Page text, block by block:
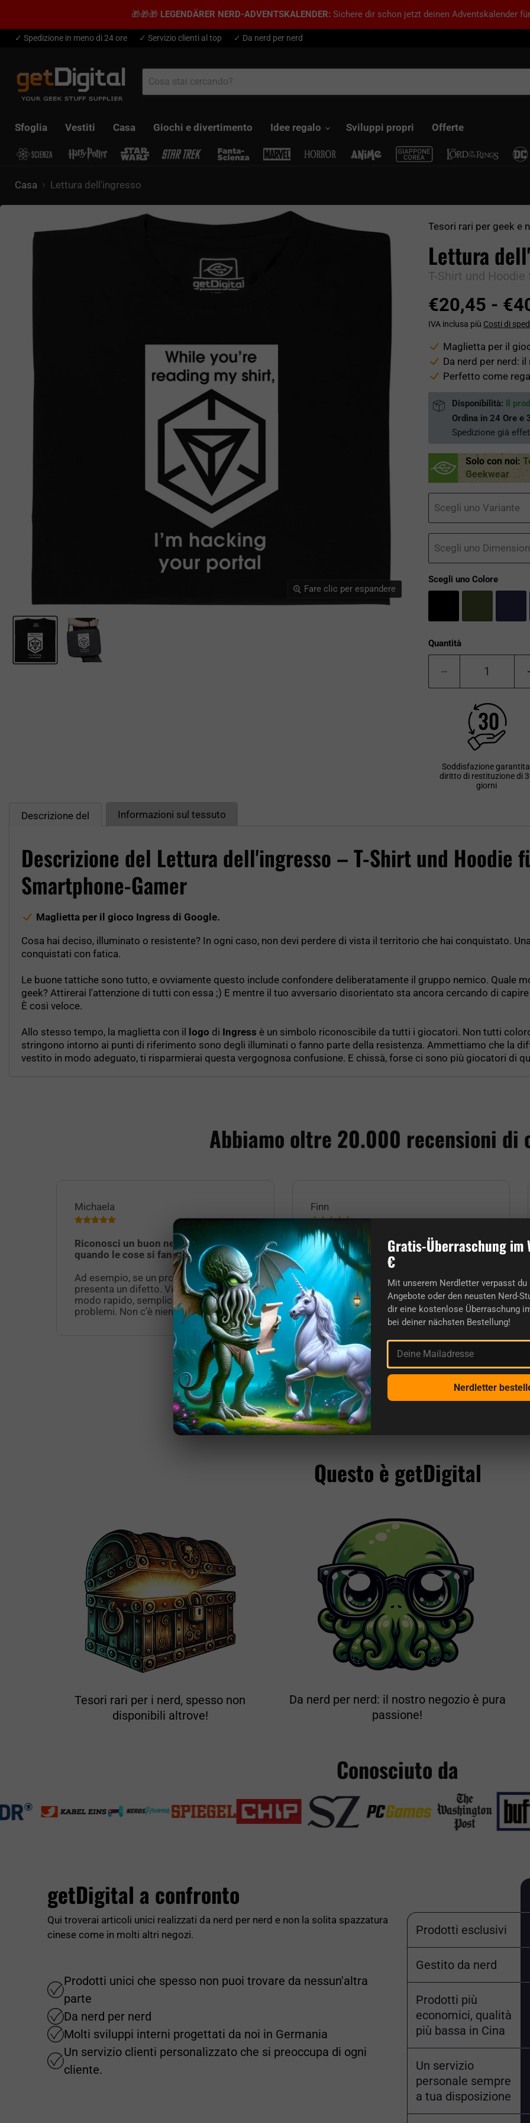
🎁🎁🎁 LEGENDÄRER NERD-ADVENTSKALENDER: Sichere dir schon jetzt deinen Adventskalender
✓ Spedizione in meno di 24 ore ✓ Servizio clienti al top ✓ Da nerd per nerd
Sfoglia Vestiti Casa Giochi e divertimento Idee regalo Sviluppi propri Offerte
Casa Lettura dell'ingresso
Fare clic per espandere
Tesori rari per geek e
Lettura
T-Shirt und
€20,45 -
IVA inclusa più Costi di
Maglietta per il
Da nerd per nerd:
Perfetto come
Disponibilità:
Il
Ordina in 24 Ore e
Spedizione già
Solo con noi:
Geekwear
Scegli uno Variante
Scegli uno
Scegli uno Colore
Quantità
Soddisfazione
diritto di restituzione di
giorni
Descrizione del Informazioni sul tessuto
Descrizione del Lettura dell'ingresso – T-Shirt und Hoodie
Smartphone-Gamer
Maglietta per il gioco Ingress di Google.
Cosa hai deciso, illuminato o resistente? In ogni caso, non devi perdere di vista il territorio che hai conquistato.
conquistati con fatica.
Le buone tattiche sono tutto, e ovviamente questo include confondere deliberatamente il gruppo nemico. Quale
geek? Attirerai l'attenzione di tutti con essa ;) E mentre il tuo avversario disorientato sta ancora cercando di
È così veloce.
Allo stesso tempo, la maglietta con il logo di Ingress è un simbolo riconoscibile da tutti i giocatori. Non tutti
stringono intorno ai punti di riferimento sono degli illuminati o fanno parte della resistenza. Ammettiamo che la
vestito in modo adeguato, ti risparmierai questa vergognosa confusione. E chissà, forse ci sono più giocatori di
Abbiamo oltre 20.000 recensioni di
Michaela
Riconosci un buon negozio solo
quando le cose si fanno difficili.
Ad esempio, se un prodotto consegnato
presenta un difetto. Viene sostituito in
modo rapido, semplice e senza
problemi. Non c'è niente di meglio!
Finn
Il miglior negozio per nerd che
conosca.
L'ordine e la consegna sono arrivati ultra
puntuali nonostante la fretta del Natale!
Grazie a tutti e buon Natale anche a voi
nerd! :)
Altre recensioni da noi e dalle fonti
Questo è getDigital
Tesori rari per i nerd, spesso non
disponibili altrove!
Da nerd per nerd: il nostro negozio è pura
passione!
Conosciuto da
getDigital a confronto
Qui troverai articoli unici realizzati da nerd per nerd e non la solita spazzatura
cinese come in molti altri negozi.
Prodotti unici che spesso non puoi trovare da nessun'altra
parte
Da nerd per nerd
Molti sviluppi interni progettati da noi in Germania
Un servizio clienti personalizzato che si preoccupa di ogni
cliente.
Prodotti esclusivi
Gestito da nerd
Prodotti più
economici, qualità
più bassa in Cina
Un servizio
personale sempre
a tua disposizione
Gratis-Überraschung im
€
Mit unserem Nerdletter verpasst
Angebote oder den neusten Nerd-
dir eine kostenlose Überraschung
bei deiner nächsten Bestellung!
Deine Mailadresse
Nerdletter